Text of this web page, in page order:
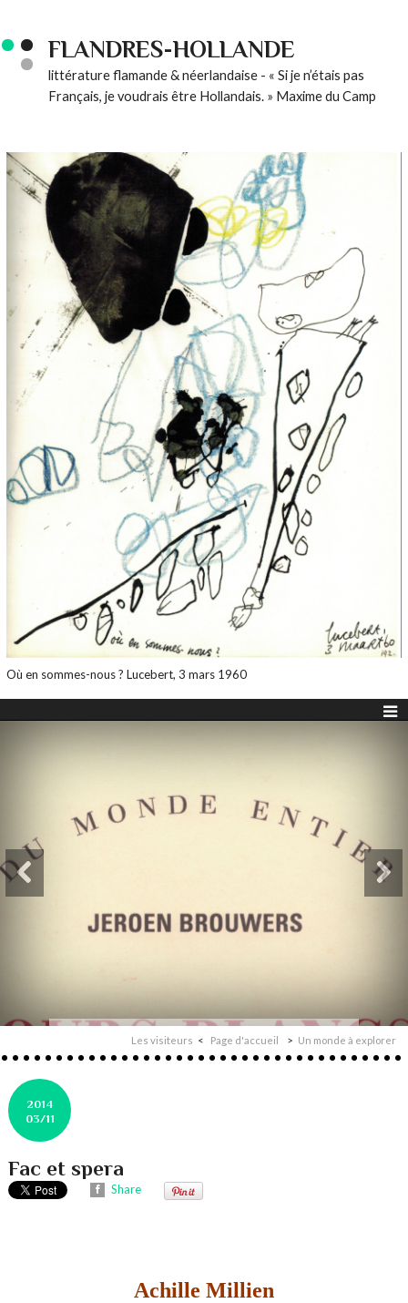
FLANDRES-HOLLANDE
littérature flamande & néerlandaise - « Si je n’étais pas
Français, je voudrais être Hollandais. » Maxime du Camp
Où en sommes-nous ? Lucebert, 3 mars 1960
Les visiteurs Page d'accueil Un monde à explorer
2014
03/11
Fac et spera
Share
Achille Millien